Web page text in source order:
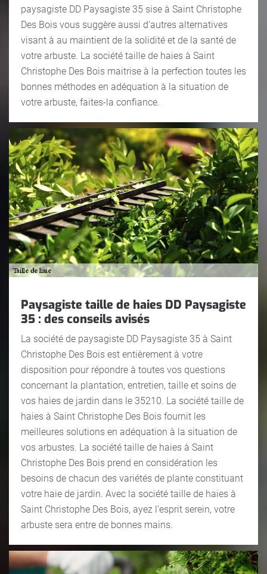
paysagiste DD Paysagiste 35 sise à Saint Christophe
Des Bois vous suggère aussi d’autres alternatives
visant à au maintient de la solidité et de la santé de
votre arbuste. La société taille de haies à Saint
Christophe Des Bois maitrise à la perfection toutes les
bonnes méthodes en adéquation à la situation de
votre arbuste, faites-la confiance.
Paysagiste taille de haies DD Paysagiste
35 : des conseils avisés
La société de paysagiste DD Paysagiste 35 à Saint
Christophe Des Bois est entièrement à votre
disposition pour répondre à toutes vos questions
concernant la plantation, entretien, taille et soins de
vos haies de jardin dans le 35210. La société taille de
haies à Saint Christophe Des Bois fournit les
meilleures solutions en adéquation à la situation de
vos arbustes. La société taille de haies à Saint
Christophe Des Bois prend en considération les
besoins de chacun des variétés de plante constituant
votre haie de jardin. Avec la société taille de haies à
Saint Christophe Des Bois, ayez l’esprit serein, votre
arbuste sera entre de bonnes mains.